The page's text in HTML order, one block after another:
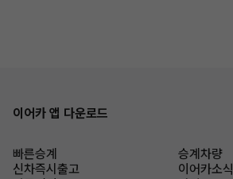
이어카 앱 다운로드
빠른승계
승계차량
신차즉시출고
이어카소식